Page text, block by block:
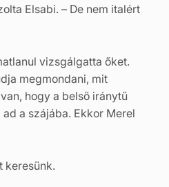
Elsabi. – De nem italért
vizsgálgatta őket.
megmondani, mit
hogy a belső iránytű
a szájába. Ekkor Merel
keresünk.